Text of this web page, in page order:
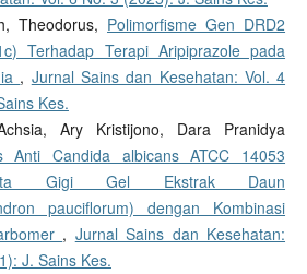
Theodorus, Polimorfisme Gen DRD2
Terhadap Terapi Aripiprazole pada
, Jurnal Sains dan Kesehatan: Vol. 4
Kes.
Ary Kristijono, Dara Pranidya
Anti Candida albicans ATCC 14053
Gigi Gel Ekstrak Daun
pauciflorum) dengan Kombinasi
, Jurnal Sains dan Kesehatan:
J. Sains Kes.